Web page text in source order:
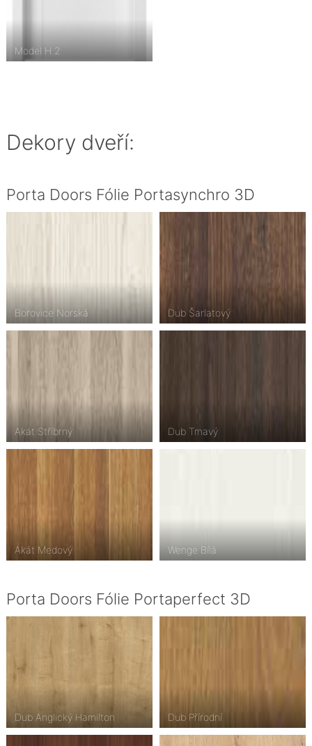
Model H.2
Dekory dveří:
Porta Doors Fólie Portasynchro 3D
Borovice Norská Dub Šarlatový
Akát Stříbrný Dub Tmavý
Akát Medový Wenge Bílá
Porta Doors Fólie Portaperfect 3D
Dub Anglický Hamilton Dub Přírodní